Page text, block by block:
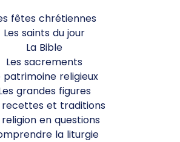
fêtes chrétiennes
Les saints du jour
La Bible
Les sacrements
patrimoine religieux
grandes figures
recettes et traditions
religion en questions
la liturgie